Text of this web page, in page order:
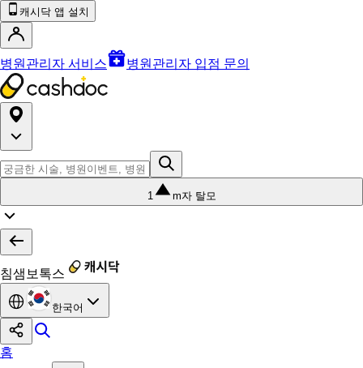
캐시닥 앱 설치
병원관리자 서비스 병원관리자 입점 문의
1 m자 탈모
침샘보톡스
한국어
홈